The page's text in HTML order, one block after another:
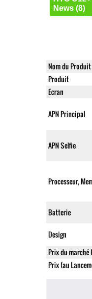
News (8)
Nom du Produit
Produit
Ecran
APN Principal
APN Selfie
Processeur,
Batterie
Design
Prix du marché
Prix (au